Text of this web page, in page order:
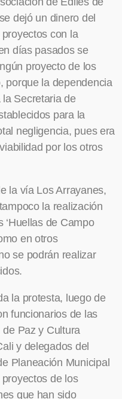
dejó un dinero del
con la
días pasados se
proyecto de los
porque la dependencia
Secretaria de
para la
negligencia, pues era
por los otros
la vía Los Arrayanes,
la realización
‘Huellas de Campo
en otros
se podrán realizar
la protesta, luego de
funcionarios de las
Paz y Cultura
y delegados del
Planeación Municipal
de los
que han sido